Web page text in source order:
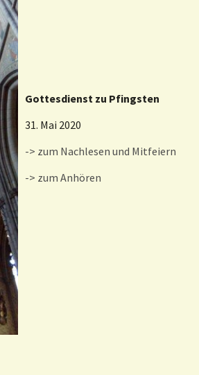
Gottesdienst zu Pfingsten
31. Mai 2020
-> zum Nachlesen und Mitfeiern
-> zum Anhören